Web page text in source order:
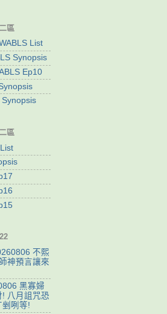
區
List
Synopsis
Ep10
區
不熙
神預言讓來
黑寡婦
八月詛咒恐
剉咧等!